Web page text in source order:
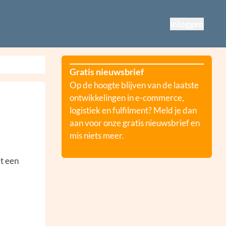
een
Gratis nieuwsbrief
Op de hoogte blijven van de laatste
ontwikkelingen in e-commerce,
logistiek en fulfilment? Meld je dan
aan voor onze gratis nieuwsbrief en
mis niets meer.